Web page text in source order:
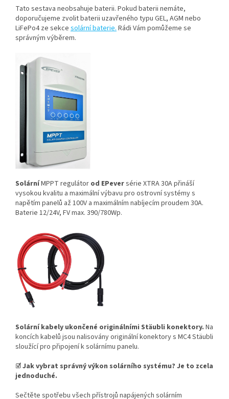
Tato sestava neobsahuje baterii. Pokud baterii nemáte,
doporučujeme zvolit baterii uzavřeného typu GEL, AGM nebo
LiFePo4 ze sekce solární baterie.Rádi Vám pomůžeme se
správným výběrem.
SolárníMPPT regulátor od EPeversérie XTRA 30A přináší
vysokou kvalitu a maximální výbavu pro ostrovní systémy s
napětím panelů až 100V a maximálním nabíjecím proudem 30A.
Baterie 12/24V, FV max. 390/780Wp.
Solární kabely ukončené originálními Stäubli konektory. Na
koncích kabelů jsou nalisovány originální konektory s MC4 Stäubli
sloužící pro připojení k solárnímu panelu.
☑ Jak vybrat správný výkon solárního systému? Je to zcela
jednoduché.
Sečtěte spotřebu všech přístrojů napájených solárním